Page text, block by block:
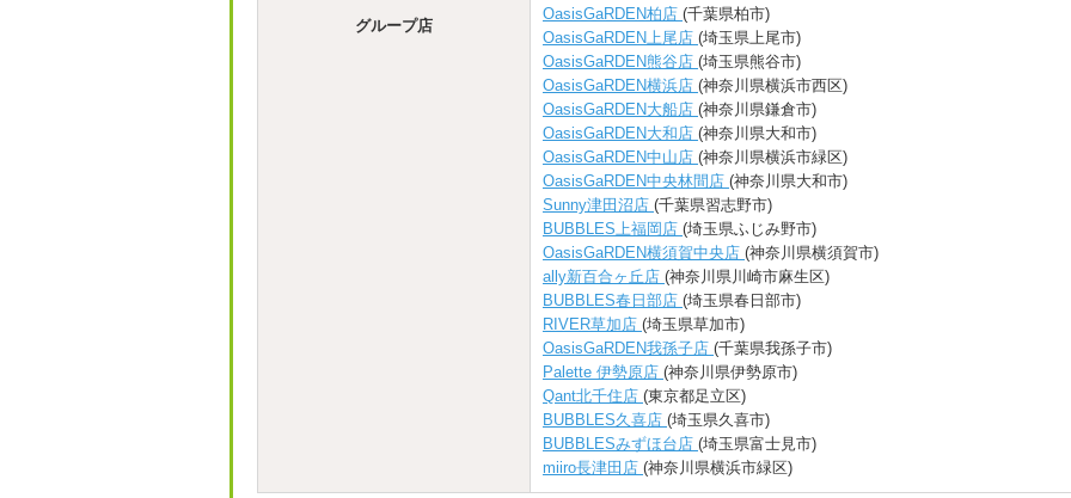
グループ店
OasisGaRDEN柏店 (千葉県柏市)
OasisGaRDEN上尾店 (埼玉県上尾市)
OasisGaRDEN熊谷店 (埼玉県熊谷市)
OasisGaRDEN横浜店 (神奈川県横浜市西区)
OasisGaRDEN大船店 (神奈川県鎌倉市)
OasisGaRDEN大和店 (神奈川県大和市)
OasisGaRDEN中山店 (神奈川県横浜市緑区)
OasisGaRDEN中央林間店 (神奈川県大和市)
Sunny津田沼店 (千葉県習志野市)
BUBBLES上福岡店 (埼玉県ふじみ野市)
OasisGaRDEN横須賀中央店 (神奈川県横須賀市)
ally新百合ヶ丘店 (神奈川県川崎市麻生区)
BUBBLES春日部店 (埼玉県春日部市)
RIVER草加店 (埼玉県草加市)
OasisGaRDEN我孫子店 (千葉県我孫子市)
Palette 伊勢原店 (神奈川県伊勢原市)
Qant北千住店 (東京都足立区)
BUBBLES久喜店 (埼玉県久喜市)
BUBBLESみずほ台店 (埼玉県富士見市)
miiro長津田店 (神奈川県横浜市緑区)